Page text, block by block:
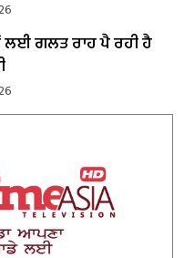
ਗਲਤ ਰਾਹ ਪੈ ਰਹੀ ਹੈ